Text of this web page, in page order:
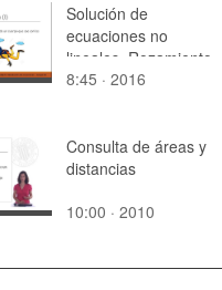
Solución de
ecuaciones no
lineales. Rozamiento
en caída libre.
8:45 · 2016
Consulta de áreas y
distancias
10:00 · 2010